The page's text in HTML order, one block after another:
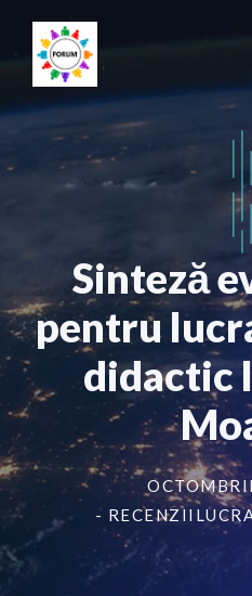
conținut
Sinteză
pentru
didactic
-